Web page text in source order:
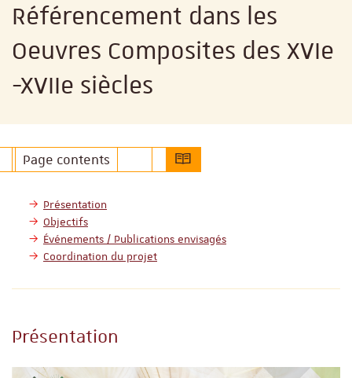
Référencement dans les
Oeuvres Composites des XVIe
-XVIIe siècles
Page contents
Présentation
Objectifs
Événements / Publications envisagés
Coordination du projet
Présentation